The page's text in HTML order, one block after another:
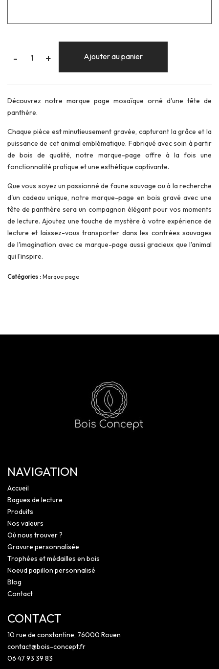
- + Ajouter au panier
Découvrez notre marque page mosaïque orné d'une tête de
panthère.
Chaque pièce est minutieusement gravée, capturant la grâce et la
puissance de cet animal emblématique. Fabriqué avec soin à partir
de bois de qualité, notre marque-page offre à la fois une
fonctionnalité pratique et une esthétique captivante.
Que vous soyez un passionné de faune sauvage ou à la recherche
d'un cadeau unique, notre marque-page en bois gravé avec une
tête de panthère sera un compagnon élégant pour vos moments
de lecture. Ajoutez une touche de mystère à votre expérience de
lecture et laissez-vous transporter dans les contrées sauvages
de l'imagination avec ce marque-page aussi gracieux que l'animal
qui l'inspire.
Catégories : Marque page
NAVIGATION
Accueil
Bagues de lecture
Produits
Nos valeurs
Où nous trouver ?
Gravure personnalisée
Trophées et médailles en bois
Noeud papillon personnalisé
Blog
Contact
CONTACT
10 rue de constantine, 76000 Rouen
contact@bois-concept.fr
06 47 93 39 83